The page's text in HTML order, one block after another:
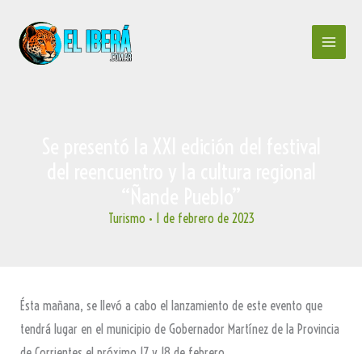
contenido
Turismo• 1 de febrero de 2023
Ésta mañana, se llevó a cabo el lanzamiento de este evento que
tendrá lugar en el municipio de Gobernador Martínez de la Provincia